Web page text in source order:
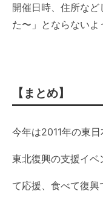
開催日時、住所な
た〜」とならない
【まとめ】
今年は2011年の東日
東北復興の支援イ
て応援、食べて復興